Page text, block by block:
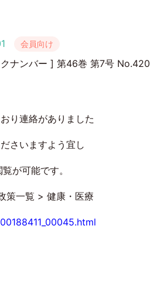
会員向け
ナンバー ] 第46巻 第7号 No.420
り連絡がありました
さいますよう宜し
が可能です。
策一覧 > 健康・医療